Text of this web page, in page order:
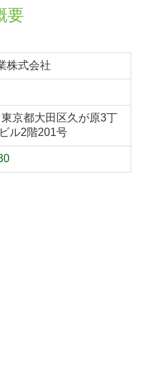
要
株式会社
京都大田区久が原3丁
ル2階201号